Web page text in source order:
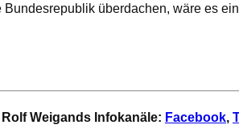
überdachen, wäre es
Weigands Infokanäle: Facebook,